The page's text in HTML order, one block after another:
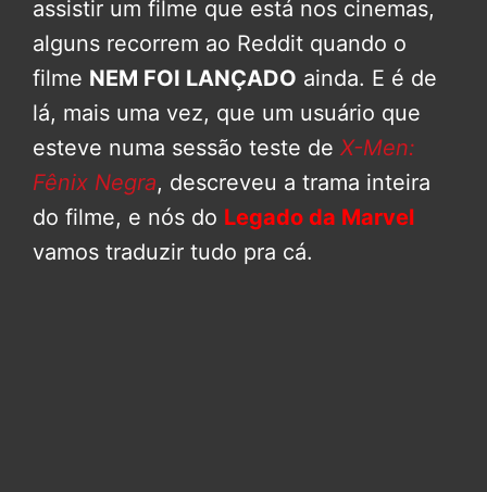
assistir um filme que está nos cinemas,
alguns recorrem ao Reddit quando o
filme NEM FOI LANÇADO ainda. E é de
lá, mais uma vez, que um usuário que
esteve numa sessão teste de X-Men:
Fênix Negra, descreveu a trama inteira
do filme, e nós do Legado da Marvel
vamos traduzir tudo pra cá.